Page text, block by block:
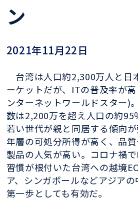
ン
2021年11月22日
台湾は人口約2,300万人と日
ーケットだが、ITの普及率が
ンターネットワールドスター)
数は2,200万を超え人口の約95
若い世代が親と同居する傾向
年層の可処分所得が高く、品
製品の人気が高い。コロナ禍
習慣が根付いた台湾への越境
ア、シンガポールなどアジア
第一歩としても有効だ。